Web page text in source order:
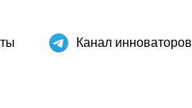
Канал инноваторов